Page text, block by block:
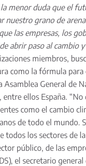
menor duda que el
nuestro grano de
las empresas, los
abrir paso al cambio
miembros,
como la fórmula
Asamblea General de
ellos España.
como el cambio
de todo el
los sectores de
público, de las
el secretario